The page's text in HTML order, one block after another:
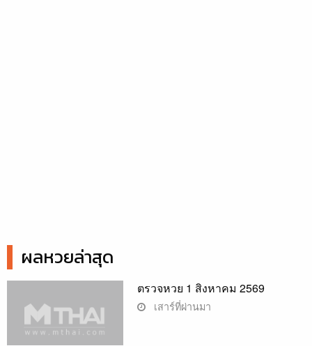
ผลหวยล่าสุด
ตรวจหวย 1 สิงหาคม 2569
เสาร์ที่ผ่านมา